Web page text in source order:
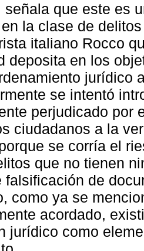
señala que este es
la clase de
italiano Rocco
deposita en los
jurídico
se intentó
perjudicado por
ciudadanos a la
se corría el
que no tienen
falsificación de
como ya se
acordado,
jurídico como